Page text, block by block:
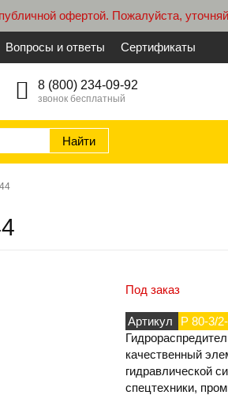
офертой. Пожалуйста,
Вопросы и ответы Сертификаты
8 (800) 234-09-92
звонок бесплатный
Под заказ
Артикул
Р 80-3/
качественный
гидравлической
спецтехники,